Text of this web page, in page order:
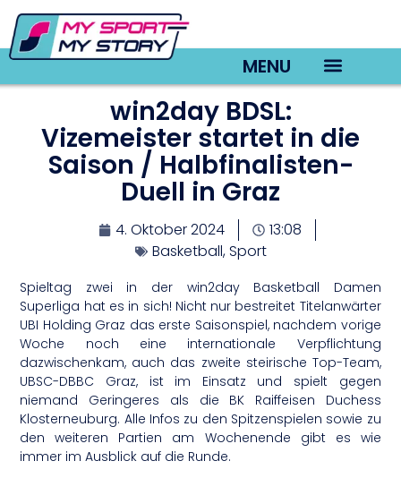
MENU
win2day BDSL:
Vizemeister startet in die
Saison / Halbfinalisten-
Duell in Graz
4. Oktober 2024
13:08
Basketball,Sport
Spieltag zwei in der win2day Basketball Damen
Superliga hat es in sich! Nicht nur bestreitet Titelanwärter
UBI Holding Graz das erste Saisonspiel, nachdem vorige
Woche noch eine internationale Verpflichtung
dazwischenkam, auch das zweite steirische Top-Team,
UBSC-DBBC Graz, ist im Einsatz und spielt gegen
niemand Geringeres als die BK Raiffeisen Duchess
Klosterneuburg. Alle Infos zu den Spitzenspielen sowie zu
den weiteren Partien am Wochenende gibt es wie
immer im Ausblick auf die Runde.